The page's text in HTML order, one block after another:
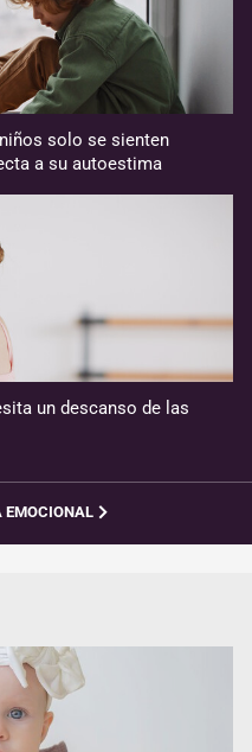
solo se sienten
a su autoestima
un descanso de las
EMOCIONAL